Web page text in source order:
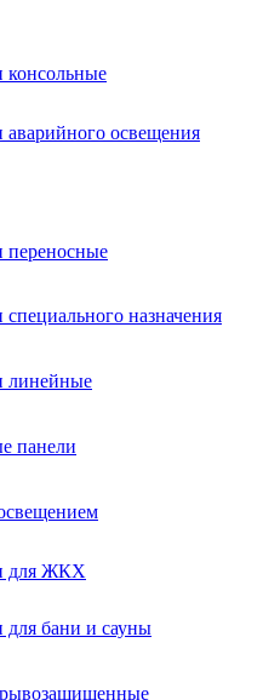
консольные
аварийного освещения
переносные
назначения
линейные
панели
для ЖКХ
для бани и сауны